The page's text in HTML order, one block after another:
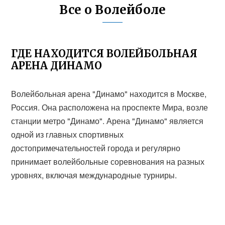
Все о Волейболе
ГДЕ НАХОДИТСЯ ВОЛЕЙБОЛЬНАЯ
АРЕНА ДИНАМО
Волейбольная арена "Динамо" находится в Москве,
Россия. Она расположена на проспекте Мира, возле
станции метро "Динамо". Арена "Динамо" является
одной из главных спортивных
достопримечательностей города и регулярно
принимает волейбольные соревнования на разных
уровнях, включая международные турниры.